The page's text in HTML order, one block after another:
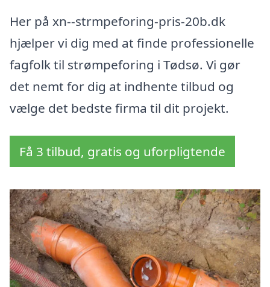
Her på xn--strmpeforing-pris-20b.dk
hjælper vi dig med at finde professionelle
fagfolk til strømpeforing i Tødsø. Vi gør
det nemt for dig at indhente tilbud og
vælge det bedste firma til dit projekt.
Få 3 tilbud, gratis og uforpligtende